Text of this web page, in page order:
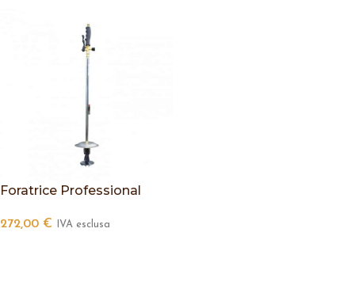
Foratrice Professional
272,00 € IVA esclusa